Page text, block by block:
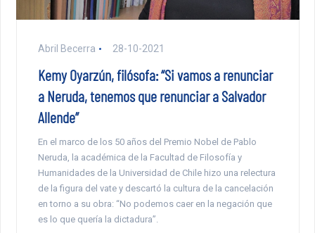
Abril Becerra 28-10-2021
Kemy Oyarzún, filósofa: “Si vamos a renunciar
a Neruda, tenemos que renunciar a Salvador
Allende”
En el marco de los 50 años del Premio Nobel de Pablo
Neruda, la académica de la Facultad de Filosofía y
Humanidades de la Universidad de Chile hizo una relectura
de la figura del vate y descartó la cultura de la cancelación
en torno a su obra: “No podemos caer en la negación que
es lo que quería la dictadura”.